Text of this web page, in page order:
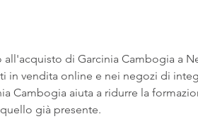
all'acquisto di Garcinia Cambogia a
in vendita online e nei negozi di
Cambogia aiuta a ridurre la
già presente.